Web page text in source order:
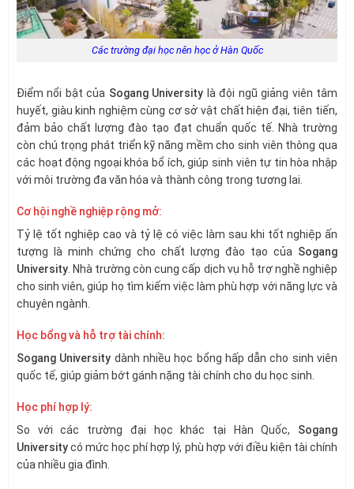
Các trường đại học nên học ở Hàn Quốc
Điểm nổi bật của Sogang University là đội ngũ giảng viên tâm
huyết, giàu kinh nghiệm cùng cơ sở vật chất hiện đại, tiên tiến,
đảm bảo chất lượng đào tạo đạt chuẩn quốc tế. Nhà trường
còn chú trọng phát triển kỹ năng mềm cho sinh viên thông qua
các hoạt động ngoại khóa bổ ích, giúp sinh viên tự tin hòa nhập
với môi trường đa văn hóa và thành công trong tương lai.
Cơ hội nghề nghiệp rộng mở:
Tỷ lệ tốt nghiệp cao và tỷ lệ có việc làm sau khi tốt nghiệp ấn
tượng là minh chứng cho chất lượng đào tạo của Sogang
University . Nhà trường còn cung cấp dịch vụ hỗ trợ nghề nghiệp
cho sinh viên, giúp họ tìm kiếm việc làm phù hợp với năng lực và
chuyên ngành.
Học bổng và hỗ trợ tài chính:
Sogang University dành nhiều học bổng hấp dẫn cho sinh viên
quốc tế, giúp giảm bớt gánh nặng tài chính cho du học sinh.
Học phí hợp lý:
So với các trường đại học khác tại Hàn Quốc, Sogang
Universitycó mức học phí hợp lý, phù hợp với điều kiện tài chính
của nhiều gia đình.